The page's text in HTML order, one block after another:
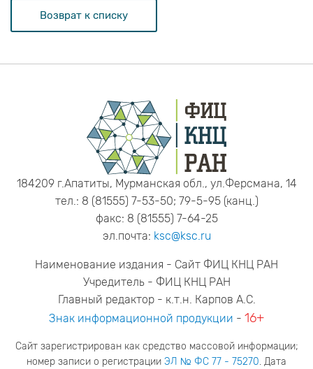
Возврат к списку
184209 г.Апатиты, Мурманская обл., ул.Ферсмана, 14
тел.: 8 (81555) 7-53-50; 79-5-95 (канц.)
факс: 8 (81555) 7-64-25
эл.почта: ksc@ksc.ru
Наименование издания - Сайт ФИЦ КНЦ РАН
Учредитель - ФИЦ КНЦ РАН
Главный редактор - к.т.н. Карпов А.С.
Знак информационной продукции - 16+
Сайт зарегистрирован как средство массовой информации;
номер записи о регистрации ЭЛ № ФС 77 - 75270. Дата